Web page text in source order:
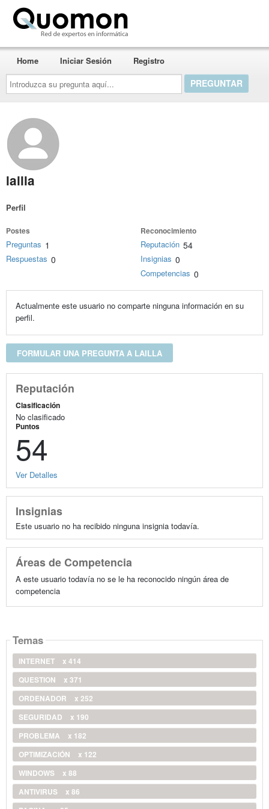
Introduzca
su
pregunta
aquí...
Home Iniciar Sesión Registro
lailla
Perfil
Postes
Preguntas 1
Respuestas 0
Reconocimiento
Reputación 54
Insignias 0
Competencias 0
Actualmente este usuario no comparte ninguna información en su
perfil.
FORMULAR UNA PREGUNTA A LAILLA
Reputación
Clasificación
No clasificado
Puntos
54
Ver Detalles
Insignias
Este usuario no ha recibido ninguna insignia todavía.
Áreas de Competencia
A este usuario todavía no se le ha reconocido ningún área de
competencia
Temas
INTERNET
x 414
QUESTION
x 371
ORDENADOR
x 252
SEGURIDAD
x 190
PROBLEMA
x 182
OPTIMIZACIÓN
x 122
WINDOWS
x 88
ANTIVIRUS
x 86